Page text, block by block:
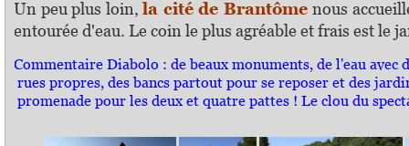
Un peu plus loin,la cité de Brantômenous
entourée d'eau.Le coin le plus agréable et frais est le
Commentaire Diabolo : de beaux monuments, de l'eau
rues propres, des bancs partout pour se reposer et des
promenade pour les deux et quatre pattes ! Le clou du